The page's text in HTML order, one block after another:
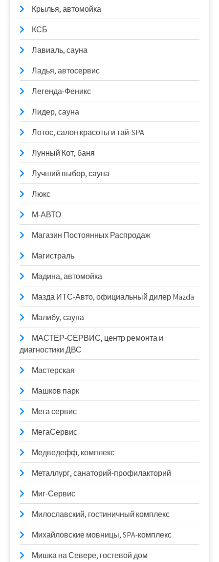
Крылья, автомойка
КСБ
Лавиаль, сауна
Ладья, автосервис
Легенда-Феникс
Лидер, сауна
Лотос, салон красоты и тай-SPA
Лунный Кот, баня
Лучший выбор, сауна
Люкс
М-АВТО
Магазин Постоянных Распродаж
Магистраль
Мадина, автомойка
Мазда ИТС-Авто, официальный дилер Mazda
Малибу, сауна
МАСТЕР-СЕРВИС, центр ремонта и
диагностики ДВС
Мастерская
Машков парк
Мега сервис
МегаСервис
Медведефф, комплекс
Металлург, санаторий-профилакторий
Миг-Сервис
Милославский, гостиничный комплекс
Михайловские мовницы, SPA-комплекс
Мишка на Севере, гостевой дом